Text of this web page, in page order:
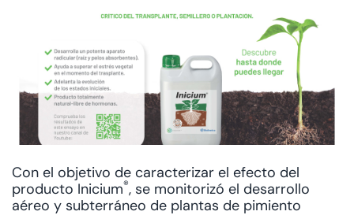
Con el objetivo de caracterizar el efecto del
producto Inicium®, se monitorizó el desarrollo
aéreo y subterráneo de plantas de pimiento